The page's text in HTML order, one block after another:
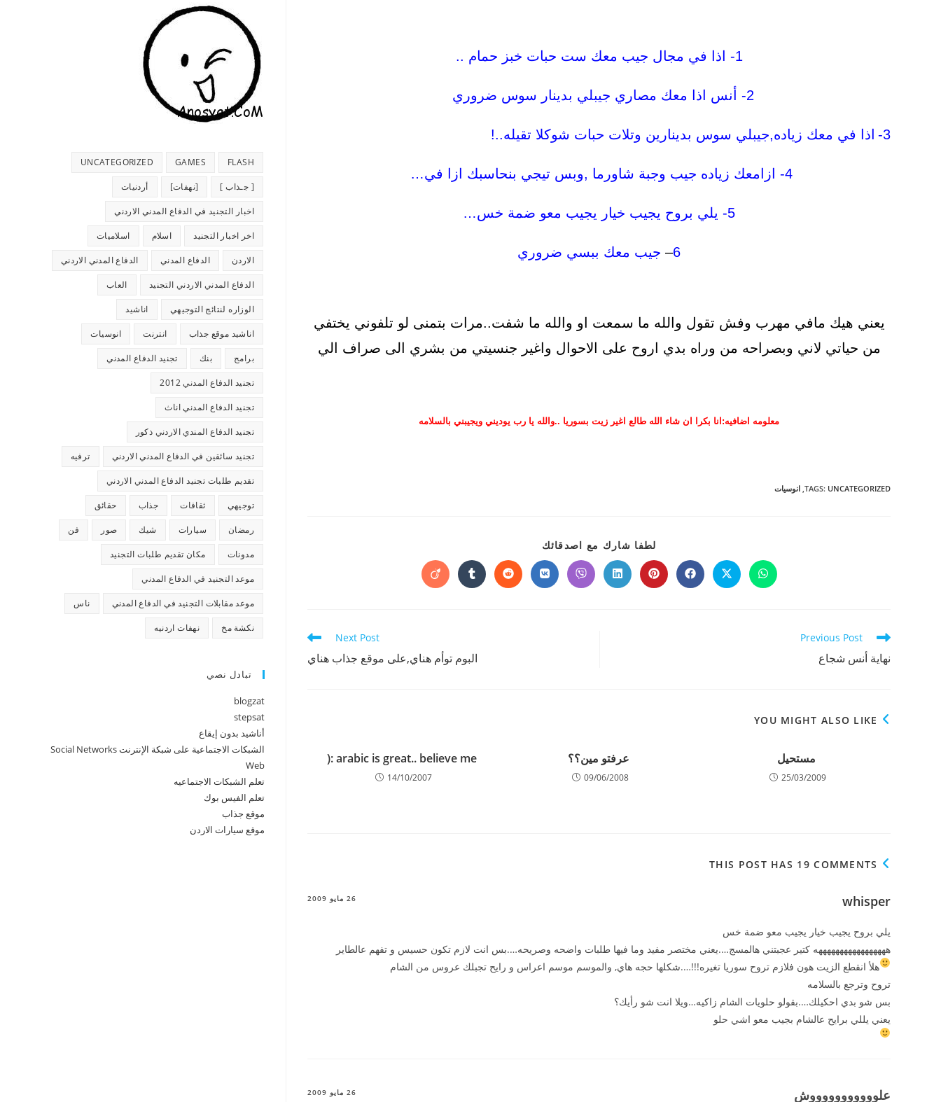
1- اذا في مجال جيب معك ست حبات خبز حمام ..
2- أنس اذا معك مصاري جيبلي بدينار سوس ضروري
3- اذا في معك زياده,جيبلي سوس بدينارين وتلات حبات شوكلا تقيله..!
4- ازامعك زياده جيب وجبة شاورما ,وبس تيجي بنحاسبك ازا في…
5- يلي بروح يجيب خيار يجيب معو ضمة خس…
6
– جيب معك ببسي ضروري
يعني هيك مافي مهرب وفش تقول والله ما سمعت او والله ما شفت..مرات بتمنى لو تلفوني يختفي
من حياتي لاني وبصراحه من وراه بدي اروح على الاحوال واغير جنسيتي من بشري الى صراف الي
معلومه اضافيه:انا بكرا ان شاء الله طالع اغير زيت بسوريا ..والله يا رب يوديني ويجيبني بالسلامه
TAGS: UNCATEGORIZED
, انوسيات
لطفا شارك مع اصدقائك
THIS
CONTENT
Opens
in
Opens
in
Opens
in
Opens
in
Opens
in
Opens
in
Opens
in
Opens
in
Opens
in
Opens
in
Read
more
articles
Previous Post
نهاية أنس شجاع
Next Post
البوم توأم هناي,على موقع جذاب هناي
YOU MIGHT ALSO LIKE
arabic is great.. believe me :(
14/10/2007
عرفتو مين؟؟
09/06/2008
مستحيل
25/03/2009
THIS POST HAS 19 COMMENTS
whisper 26 مايو 2009
يلي بروح يجيب خيار يجيب معو ضمة خس
هههههههههههههههههه كتير عجبتني هالمسج….يعني مختصر مفيد وما فيها طلبات واضحه وصريحه….بس انت لازم تكون حسيس و تفهم عالطاير
هلأ انقطع الزيت هون فلازم تروح سوريا تغيره!!!….شكلها حجه هاي, والموسم موسم اعراس و رايح تجبلك عروس من الشام
تروح وترجع بالسلامه
بس شو بدي احكيلك….بقولو حلويات الشام زاكيه…ويلا انت شو رأيك؟
يعني يللي برايح عالشام بجيب معو اشي حلو
علوووووووووووش 26 مايو 2009
FLASH
GAMES
UNCATEGORIZED
[ جـذاب ] [نهفات] أردنيات
اخبار التجنيد في الدفاع المدني الاردني
اخر اخبار التجنيد اسلام اسلاميات
الاردن الدفاع المدني الدفاع المدني الاردني
الدفاع المدني الاردني التجنيد العاب
الوزاره لنتائج التوجيهي اناشيد
اناشيد موقع جذاب انترنت انوسيات
برامج بنك تجنيد الدفاع المدني
تجنيد الدفاع المدني 2012
تجنيد الدفاع المدني اناث
تجنيد الدفاع المندي الاردني ذكور
تجنيد سائقين في الدفاع المدني الاردني ترفيه
تقديم طلبات تجنيد الدفاع المدني الاردني
توجيهي ثقافات جذاب حقائق
رمضان سيارات شيك صور فن
مدونات مكان تقديم طلبات التجنيد
موعد التجنيد في الدفاع المدني
موعد مقابلات التجنيد في الدفاع المدني ناس
نكشة مخ نهفات اردنيه
تبادل نصي
blogzat
stepsat
أناشيد بدون إيقاع
الشبكات الاجتماعية على شبكة الإنترنت Social Networks
Web
تعلم الشبكات الاجتماعيه
تعلم الفيس بوك
موقع جذاب
موقع سيارات الاردن